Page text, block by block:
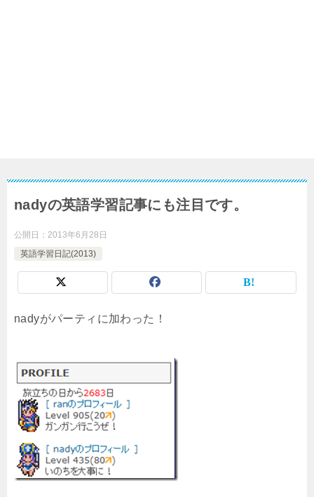
nadyの英語学習記事にも注目です。
公開日： 2013年6月28日
英語学習日記(2013)
nadyがパーティに加わった！